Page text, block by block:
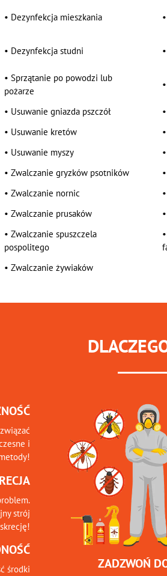
• Dezynfekcja mieszkania •
• Dezynfekcja studni •
•Sprzątanie po powodzi lub
pożarze
• Usuwanie gniazda pszczół •
• Usuwanie kretów •
• Usuwanie myszy •
•Zwalczanie gryzków psotników
•Zwalczanie nornic
•Zwalczanie prusaków
•Zwalczanie spuszczela
pospolitego
•Zwalczanie żywiaków
i
strój
środki
ZADZWOŃ